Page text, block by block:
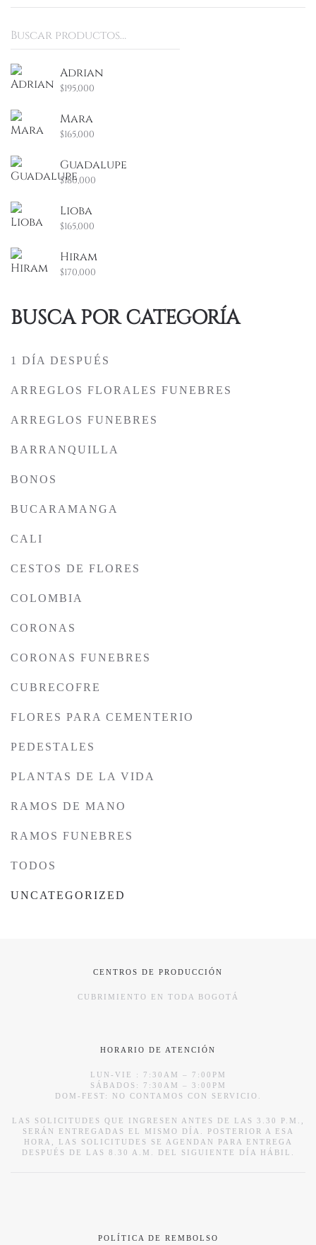
Buscar
por:
Adrian
$195,000
Mara
$165,000
Guadalupe
$180,000
Lioba
$165,000
Hiram
$170,000
BUSCA POR CATEGORÍA
1 DÍA DESPUÉS
ARREGLOS FLORALES FUNEBRES
ARREGLOS FUNEBRES
BARRANQUILLA
BONOS
BUCARAMANGA
CALI
CESTOS DE FLORES
COLOMBIA
CORONAS
CORONAS FUNEBRES
CUBRECOFRE
FLORES PARA CEMENTERIO
PEDESTALES
PLANTAS DE LA VIDA
RAMOS DE MANO
RAMOS FUNEBRES
TODOS
UNCATEGORIZED
CENTROS DE PRODUCCIÓN
CUBRIMIENTO EN TODA BOGOTÁ
HORARIO DE ATENCIÓN
LUN-VIE : 7:30AM – 7:00PM
SÁBADOS: 7:30AM – 3:00PM
DOM-FEST: NO CONTAMOS CON SERVICIO.
LAS SOLICITUDES QUE INGRESEN ANTES DE LAS 3.30 P.M.,
SERÁN ENTREGADAS EL MISMO DÍA. POSTERIOR A ESA
HORA, LAS SOLICITUDES SE AGENDAN PARA ENTREGA
DESPUÉS DE LAS 8.30 A.M. DEL SIGUIENTE DÍA HÁBIL.
POLÍTICA DE REMBOLSO